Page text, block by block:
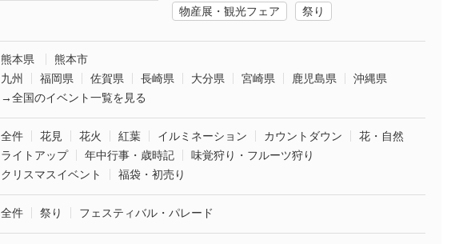
物産展・観光フェア
祭り
熊本県
熊本市
九州
福岡県 佐賀県 長崎県 大分県 宮崎県 鹿児島県
沖縄県
→全国のイベント一覧を見る
全件 花見 花火 紅葉 イルミネーション カウントダウン
花・自然
ライトアップ
年中行事・歳時記
味覚狩り・フルーツ狩り
クリスマスイベント
福袋・初売り
全件 祭り フェスティバル・パレード